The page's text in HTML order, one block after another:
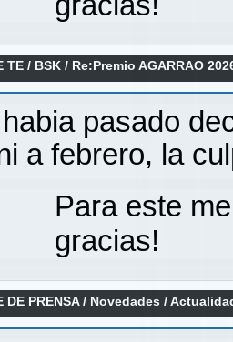
TE / BSK / Re:Premio AGARRAO
pasado
a febrero, la
Para este
gracias!
DE PRENSA/ Novedades /